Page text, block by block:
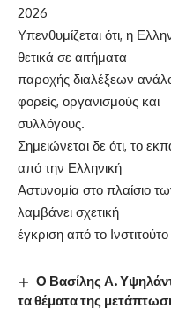
2026
Υπενθυμίζεται ότι, η
θετικά σε αιτήματα
παροχής διαλέξεων
φορείς, οργανισμούς και
συλλόγους.
Σημειώνεται δε ότι, το
από την Ελληνική
Αστυνομία στο πλαίσιο
λαμβάνει σχετική
έγκριση από το
Ο Βασίλης Α.
τα θέματα της